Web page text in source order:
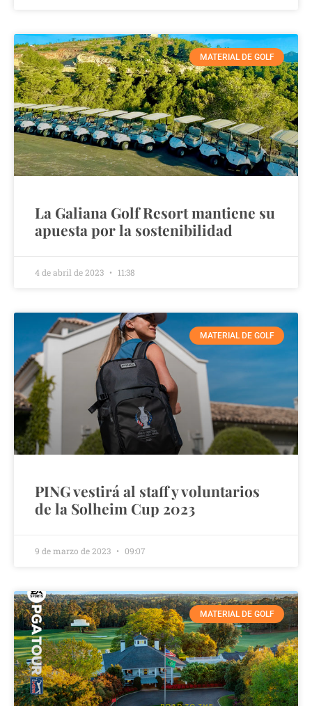
MATERIAL DE GOLF
La Galiana Golf Resort mantiene su
apuesta por la sostenibilidad
4 de abril de 2023 11:38
MATERIAL DE GOLF
PING vestirá al staff y voluntarios
de la Solheim Cup 2023
9 de marzo de 2023 09:07
MATERIAL DE GOLF